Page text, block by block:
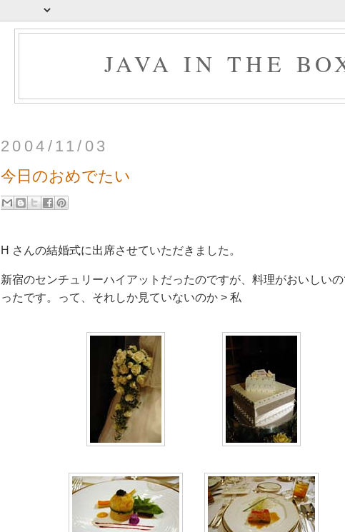
JAVA IN THE
2004/11/03
今日のおめでたい
H さんの結婚式に出席させていただきました。
新宿のセンチュリーハイアットだったのですが、料理がおいしい
ったです。って、それしか見ていないのか > 私